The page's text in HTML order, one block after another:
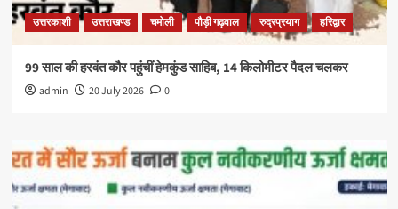
उत्तरकाशी उत्तराखण्ड चमोली पौड़ी गढ़वाल रुद्रप्रयाग हरिद्वार
99 साल की हरवंत कौर पहुंचीं हेमकुंड साहिब, 14 किलोमीटर पैदल चलकर
admin 20 July 2026 0